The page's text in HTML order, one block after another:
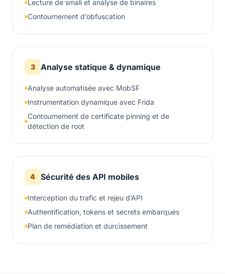
Lecture de smali et analyse de binaires
Contournement d’obfuscation
3 Analyse statique & dynamique
Analyse automatisée avec MobSF
Instrumentation dynamique avec Frida
Contournement de certificate pinning et de
détection de root
4 Sécurité des API mobiles
Interception du trafic et rejeu d’API
Authentification, tokens et secrets embarqués
Plan de remédiation et durcissement